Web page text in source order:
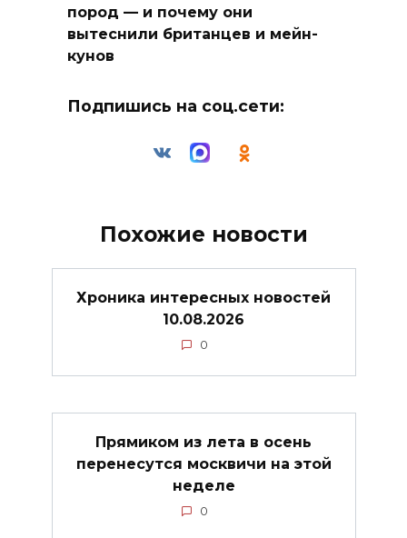
пород — и почему они
вытеснили британцев и мейн-
кунов
Подпишись на соц.сети:
Похожие новости
Хроника интересных новостей
10.08.2026
0
Прямиком из лета в осень
перенесутся москвичи на этой
неделе
0